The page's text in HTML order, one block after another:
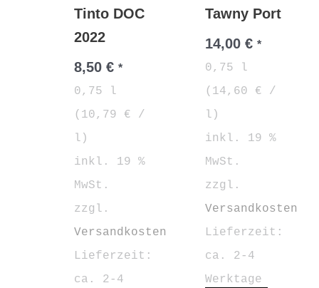
Tinto DOC
2022
8,50 € *
0,75
l
( 10,79 € /
l )
inkl. 19 %
MwSt.
zzgl.
Versandkosten
Lieferzeit:
ca. 2-4
Tawny Port
14,00 € *
0,75
l
( 14,60 € /
l )
inkl. 19 %
MwSt.
zzgl.
Versandkosten
Lieferzeit:
ca. 2-4
Werktage